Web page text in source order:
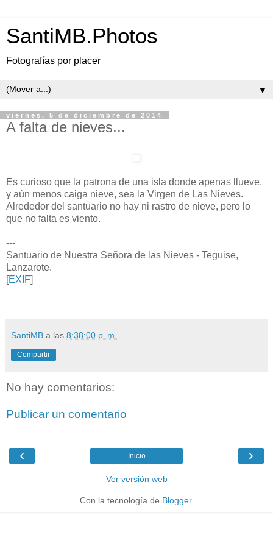
SantiMB.Photos
Fotografías por placer
▼
viernes, 5 de diciembre de 2014
A falta de nieves...
Es curioso que la patrona de una isla donde apenas llueve,
y aún menos caiga nieve, sea la Virgen de Las Nieves.
Alrededor del santuario no hay ni rastro de nieve, pero lo
que no falta es viento.
---
Santuario de Nuestra Señora de las Nieves - Teguise,
Lanzarote.
[EXIF]
SantiMB a las 8:38:00 p. m.
Compartir
No hay comentarios:
Publicar un comentario
‹ ›
Inicio
Ver versión web
Con la tecnología de Blogger.